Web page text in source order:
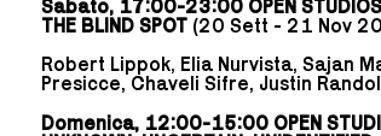
Sabato, 17:00-23:00 OPEN
THE BLIND SPOT (20 Sett - 21 Nov
Robert Lippok, Elia Nurvista, Sajan
Presicce, Chaveli Sifre, Justin
Domenica, 12:00-15:00 OPEN